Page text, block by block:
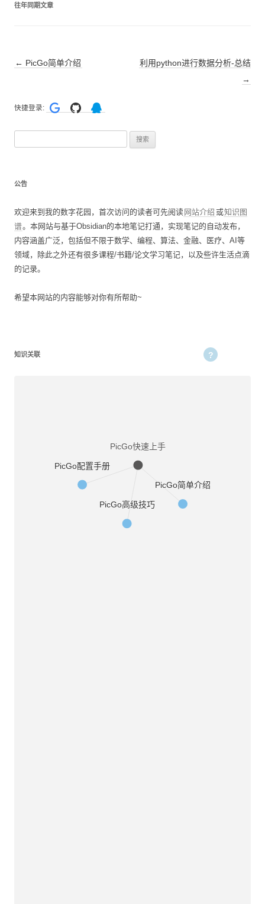
往年同期文章
文
航
← PicGo简单介绍
利用python进行数据分析-总结
→
快捷登录:
公告
欢迎来到我的数字花园，首次访问的读者可先阅读 网站介绍 或知识图
谱。本网站与基于Obsidian的本地笔记打通，实现笔记的自动发布，
内容涵盖广泛，包括但不限于数学、编程、算法、金融、医疗、AI等
领域，除此之外还有很多课程/书籍/论文学习笔记，以及些许生活点滴
的记录。
希望本网站的内容能够对你有所帮助~
知识关联
PicGo高级技巧
PicGo配置手册
PicGo快速上手
PicGo简单介绍